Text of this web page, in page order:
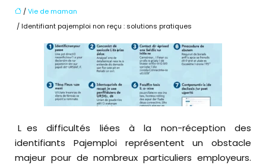
/Vie de maman
/ Identifiant pajemploi non reçu : solutions pratiques
Les difficultés liées à la non-réception des
identifiants Pajemploi représentent un obstacle
majeur pour de nombreux particuliers employeurs.